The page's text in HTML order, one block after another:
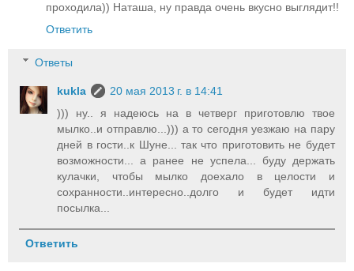
проходила)) Наташа, ну правда очень вкусно выглядит!!
Ответить
Ответы
kukla
20 мая 2013 г. в 14:41
))) ну.. я надеюсь на в четверг приготовлю твое
мылко..и отправлю...))) а то сегодня уезжаю на пару
дней в гости..к Шуне... так что приготовить не будет
возможности... а ранее не успела... буду держать
кулачки, чтобы мылко доехало в целости и
сохранности..интересно..долго и будет идти
посылка...
Ответить